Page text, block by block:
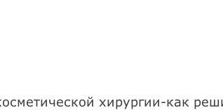
хирургии-как